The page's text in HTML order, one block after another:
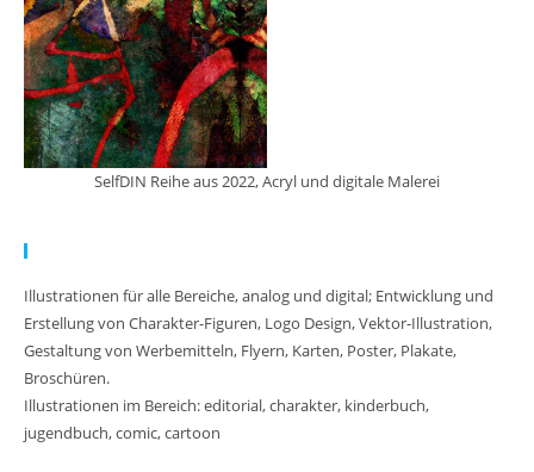
SelfDIN Reihe aus 2022, Acryl und digitale Malerei
Illustrationen für alle Bereiche, analog und digital; Entwicklung und
Erstellung von Charakter-Figuren, Logo Design, Vektor-Illustration,
Gestaltung von Werbemitteln, Flyern, Karten, Poster, Plakate,
Broschüren.
Illustrationen im Bereich: editorial, charakter, kinderbuch,
jugendbuch, comic, cartoon